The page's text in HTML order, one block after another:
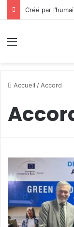
Accueil / Accord